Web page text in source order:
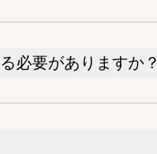
必要がありますか？